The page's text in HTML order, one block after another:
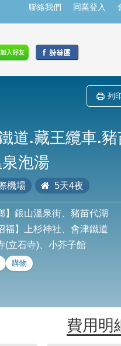
聯絡我們 同業登入
列
道.藏王纜車.
泡湯
機場 5天4夜
】銀山溫泉街、豬苗代湖
福】上杉神社、會津鐵道
(立石寺)、小芥子館
購物
費用明